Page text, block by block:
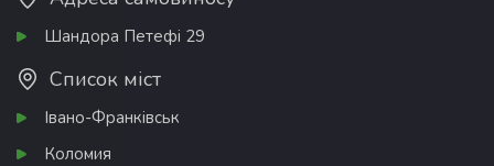
Шандора Петефі 29
Список міст
Івано-Франківськ
Коломия